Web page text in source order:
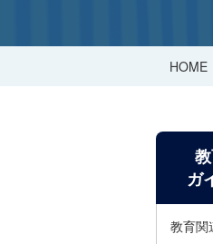
HOME
ガ
教育関